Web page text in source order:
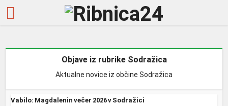
Objave iz rubrike Sodražica
Aktualne novice iz občine Sodražica
Vabilo: Magdalenin večer 2026 v Sodražici